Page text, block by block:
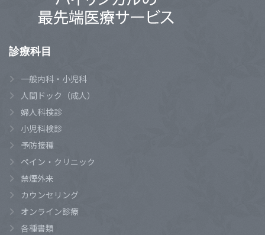
診療科目
一般内科・小児科
人間ドック（成人）
婦人科検診
小児科検診
予防接種
ペイン・クリニック
禁煙外来
カウンセリング
オンライン診療
各種書類